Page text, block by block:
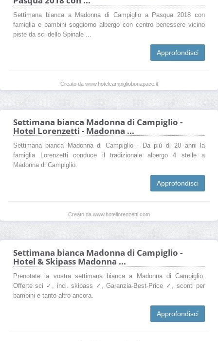
Settimana bianca a Madonna di Campiglio a Pasqua 2018 con
famiglia e bambini soggiorno albergo con centro benessere vicino
piste da sci dello Spinale ...
Approfondisci
Creato da www.hotelcampigliobonapace.it
Settimana bianca Madonna di Campiglio -
Hotel Lorenzetti - Madonna ...
Settimana bianca Madonna di Campiglio - Da più di 20 anni la
famiglia Lorenzetti conduce il tradizionale albergo 4 stelle a
Madonna di Campiglio.
Approfondisci
Creato da www.hotellorenzetti.com
Settimana bianca Madonna di Campiglio -
Hotel & Skipass Madonna ...
Prenotate la vostra settimana bianca a Madonna di Campiglio.
Offerte sci ✓, incl. skipass ✓, Garanzia-Best-Price ✓, sconti per
bambini e tanto altro ancora.
Approfondisci